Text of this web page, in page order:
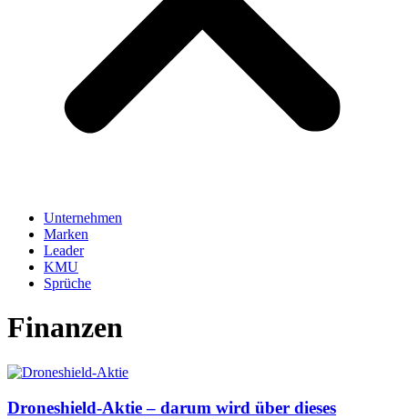
Unternehmen
Marken
Leader
KMU
Sprüche
Finanzen
Droneshield-Aktie – darum wird über dieses